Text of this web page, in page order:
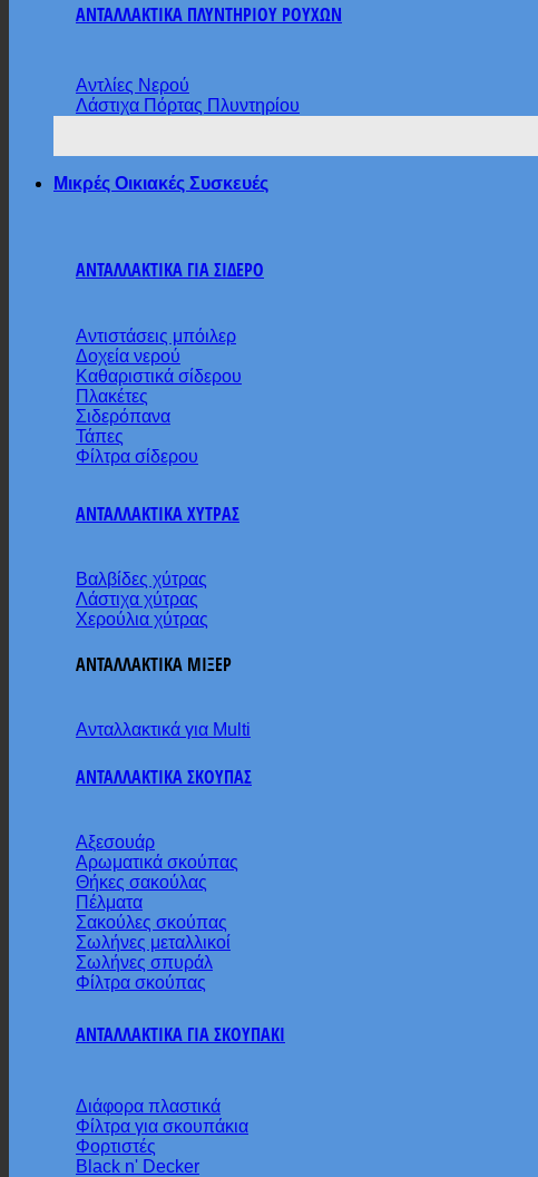
ΑΝΤΑΛΛΑΚΤΙΚΑ ΠΛΥΝΤΗΡΙΟΥ ΡΟΥΧΩΝ
Αντλίες Νερού
Λάστιχα Πόρτας Πλυντηρίου
Μικρές Οικιακές Συσκευές
ΑΝΤΑΛΛΑΚΤΙΚΑ ΓΙΑ ΣΙΔΕΡΟ
Αντιστάσεις μπόιλερ
Δοχεία νερού
Καθαριστικά σίδερου
Πλακέτες
Σιδερόπανα
Τάπες
Φίλτρα σίδερου
ΑΝΤΑΛΛΑΚΤΙΚΑ ΧΥΤΡΑΣ
Βαλβίδες χύτρας
Λάστιχα χύτρας
Χερούλια χύτρας
ΑΝΤΑΛΛΑΚΤΙΚΑ ΜΙΞΕΡ
Ανταλλακτικά για Multi
ΑΝΤΑΛΛΑΚΤΙΚΑ ΣΚΟΥΠΑΣ
Αξεσουάρ
Αρωματικά σκούπας
Θήκες σακούλας
Πέλματα
Σακούλες σκούπας
Σωλήνες μεταλλικοί
Σωλήνες σπυράλ
Φίλτρα σκούπας
ΑΝΤΑΛΛΑΚΤΙΚΑ ΓΙΑ ΣΚΟΥΠΑΚΙ
Διάφορα πλαστικά
Φίλτρα για σκουπάκια
Φορτιστές
Black n' Decker